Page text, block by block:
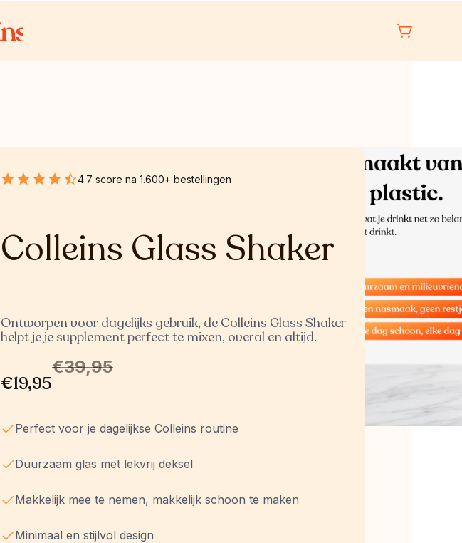
4.7 score na 1.600+ bestellingen
Colleins Glass Shaker
Ontworpen voor dagelijks gebruik, de Colleins Glass Shaker
helpt je je supplement perfect te mixen, overal en altijd.
€19,95
€39,95
Perfect voor je dagelijkse Colleins routine
Duurzaam glas met lekvrij deksel
Makkelijk mee te nemen, makkelijk schoon te maken
Minimaal en stijlvol design